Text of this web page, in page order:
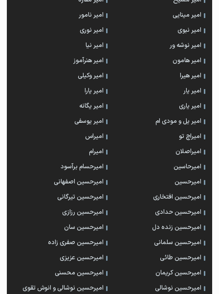
امیر مینایی
امیر نامور
امیر نبوی
امیر نوری
امیر نوشه ور
امیر نیا
امیر هامون
امیر هنرآموز
امیر هیرا
امیر وکیلی
امیر یار
امیر یارا
امیر یاری
امیر یگانه
امیر یل و مودی ام
امیر یوسفی
امیراچ تو
امیراس
امیراصلان
امیرام
امیرحاسین
امیرحسام برآسود
امیرحسین
امیرحسین اصفهانی
امیرحسین افتخاری
امیرحسین تیرگانی
امیرحسین حدادی
امیرحسین رزازی
امیرحسین زنده دل
امیرحسین سان
امیرحسین سلمانی
امیرحسین صفری زاده
امیرحسین طائی
امیرحسین عزیزی
امیرحسین کریمان
امیرحسین محسنی
امیرحسین نوشالی
امیرحسین نوشالی و انوش تقوی